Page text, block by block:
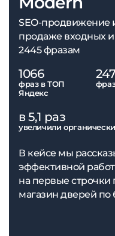
SEO-продвижение
продаже входных
2445 фразам
1066
фраз в ТОП
Яндекс
в 5,1 раз
увеличили
В кейсе мы
эффективной
на первые строчки
магазин дверей по